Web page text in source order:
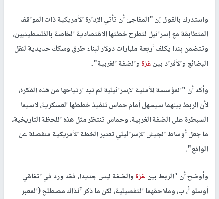
واستدرك بالقول إن "المفاجئ أن تأتي الإدارة الأمريكية ذات المواقف
المتطابقة مع إسرائيل لتطرح خطتها الاقتصادية الخاصة بالفلسطينيين،
وتتضمن بندا يكلف أربعة مليارات دولار لبناء طرق وسكك حديدية لنقل
البضائع والأفراد بينغزةوالضفة الغربية".
وأكد أن "المؤسسة الأمنية الإسرائيلية لم تبد ارتياحها من هذه الفكرة،
لأن الربط بينهما سيسهل أمام حماس تنفيذ خططها العسكرية، لاسيما
السيطرة على الضفة الغربية، وحماس تنتظر مثل هذه اللحظة التاريخية،
ما جعل أوساط الجيش الإسرائيلي تعتبر الخطة الأمريكية منفصلة عن
الواقع".
وأوضح أن "الربط بينغزةوالضفة ليس جديدا، فقد ورد في اتفاقي
أوسلو أ، ب، وملاحقهما التفصيلية، لكن ما ذكر آنذاك مصطلح (المعبر